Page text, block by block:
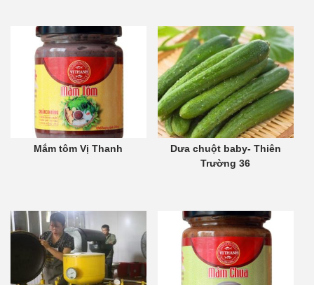
Mắm tôm Vị Thanh
Dưa chuột baby- Thiên
Trường 36